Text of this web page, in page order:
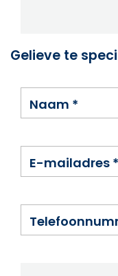
Gelieve te
Naam *
E-mailadres *